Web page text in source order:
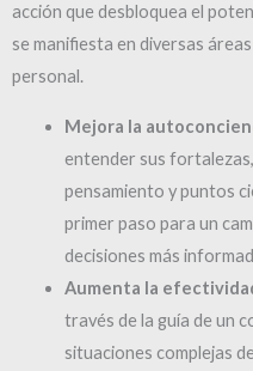
acción que desbloquea el
se manifiesta en diversas
personal.
Mejora la
entender sus
pensamiento y puntos
primer paso para un
decisiones más
Aumenta la
través de la guía de un
situaciones complejas